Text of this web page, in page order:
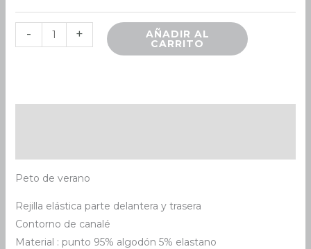
- + AÑADIR AL
CARRITO
Peto de verano
Rejilla elástica parte delantera y trasera
Contorno de canalé
Material : punto 95% algodón 5% elastano